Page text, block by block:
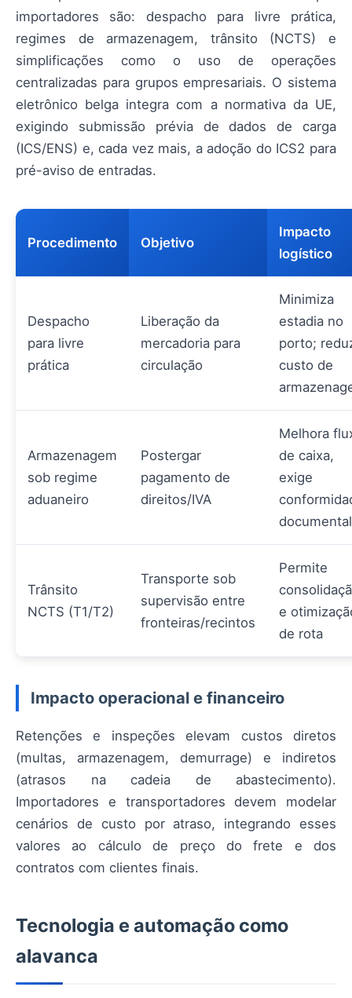
importadores são: despacho para livre prática,
regimes de armazenagem, trânsito (NCTS) e
simplificações como o uso de operações
centralizadas para grupos empresariais. O sistema
eletrônico belga integra com a normativa da UE,
exigindo submissão prévia de dados de carga
(ICS/ENS) e, cada vez mais, a adoção do ICS2 para
pré-aviso de entradas.
Procedimento Objetivo
Impacto
logístico
Despacho
para livre
prática
Liberação da
mercadoria para
circulação
Minimiza
estadia no
porto;
custo de
Armazenagem
sob regime
aduaneiro
Postergar
pagamento de
direitos/IVA
Melhora
de caixa,
exige
documental
Trânsito
NCTS (T1/T2)
Transporte sob
supervisão entre
fronteiras/recintos
Permite
e
de rota
Impacto operacional e financeiro
Retenções e inspeções elevam custos diretos
(multas, armazenagem, demurrage) e indiretos
(atrasos na cadeia de abastecimento).
Importadores e transportadores devem modelar
cenários de custo por atraso, integrando esses
valores ao cálculo de preço do frete e dos
contratos com clientes finais.
Tecnologia e automação como
alavanca